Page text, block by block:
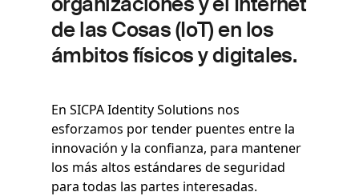
de las Cosas (IoT) en los
ámbitos físicos y digitales.
En SICPA Identity Solutions nos
esforzamos por tender puentes entre la
innovación y la confianza, para mantener
los más altos estándares de seguridad
para todas las partes interesadas.